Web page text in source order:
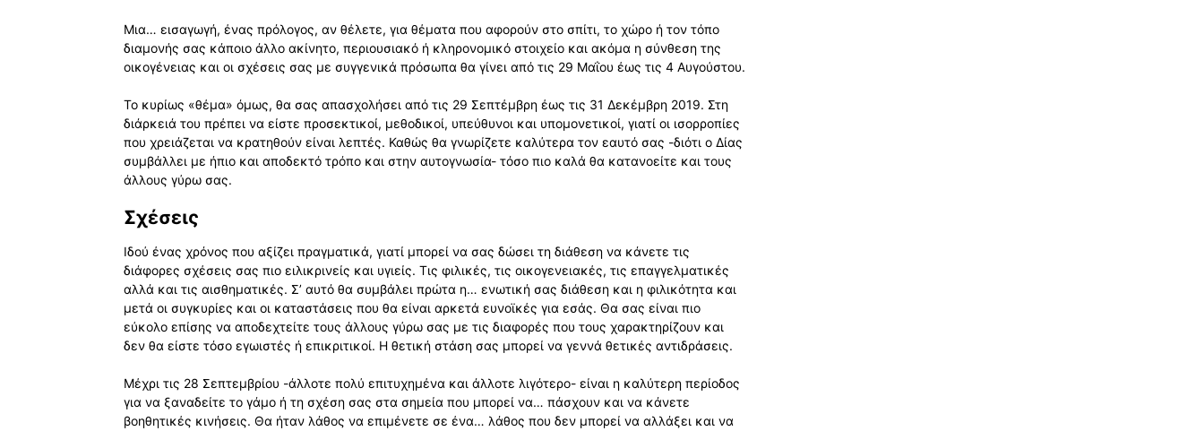
Μια… εισαγωγή, ένας πρόλογος, αν θέλετε, για θέματα που αφορούν στο σπίτι, το χώρο ή τον τόπο
διαμονής σας κάποιο άλλο ακίνητο, περιουσιακό ή κληρονομικό στοιχείο και ακόμα η σύνθεση της
οικογένειας και οι σχέσεις σας με συγγενικά πρόσωπα θα γίνει από τις 29 Μαΐου έως τις 4 Αυγούστου.
Το κυρίως «θέμα» όμως, θα σας απασχολήσει από τις 29 Σεπτέμβρη έως τις 31 Δεκέμβρη 2019. Στη
διάρκειά του πρέπει να είστε προσεκτικοί, μεθοδικοί, υπεύθυνοι και υπομονετικοί, γιατί οι ισορροπίες
που χρειάζεται να κρατηθούν είναι λεπτές. Καθώς θα γνωρίζετε καλύτερα τον εαυτό σας -διότι ο Δίας
συμβάλλει με ήπιο και αποδεκτό τρόπο και στην αυτογνωσία- τόσο πιο καλά θα κατανοείτε και τους
άλλους γύρω σας.
Σχέσεις
Ιδού ένας χρόνος που αξίζει πραγματικά, γιατί μπορεί να σας δώσει τη διάθεση να κάνετε τις
διάφορες σχέσεις σας πιο ειλικρινείς και υγιείς. Τις φιλικές, τις οικογενειακές, τις επαγγελματικές
αλλά και τις αισθηματικές. Σ’ αυτό θα συμβάλει πρώτα η… ενωτική σας διάθεση και η φιλικότητα και
μετά οι συγκυρίες και οι καταστάσεις που θα είναι αρκετά ευνοϊκές για εσάς. Θα σας είναι πιο
εύκολο επίσης να αποδεχτείτε τους άλλους γύρω σας με τις διαφορές που τους χαρακτηρίζουν και
δεν θα είστε τόσο εγωιστές ή επικριτικοί. Η θετική στάση σας μπορεί να γεννά θετικές αντιδράσεις.
Μέχρι τις 28 Σεπτεμβρίου -άλλοτε πολύ επιτυχημένα και άλλοτε λιγότερο- είναι η καλύτερη περίοδος
για να ξαναδείτε το γάμο ή τη σχέση σας στα σημεία που μπορεί να… πάσχουν και να κάνετε
βοηθητικές κινήσεις. Θα ήταν λάθος να επιμένετε σε ένα… λάθος που δεν μπορεί να αλλάξει και να